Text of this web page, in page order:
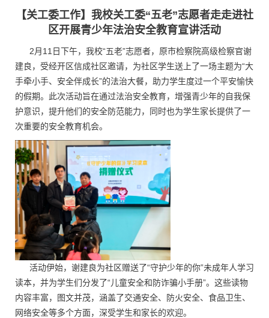
【关工委工作】我校关工委“五老”志愿者走走进社
区开展青少年法治安全教育宣讲活动
2月11日下午，我校“五老”志愿者，原市检察院高级检察官谢
建良，受经开区信成社区邀请，为社区学生送上了一场主题为“大
手牵小手、安全伴成长”的法治大餐，助力学生度过一个平安愉快
的假期。此次活动旨在通过法治安全教育，增强青少年的自我保
护意识，提升他们的安全防范能力，同时也为学生家长提供了一
次重要的安全教育机会。
活动伊始，谢建良为社区赠送了“守护少年的你”未成年人学习
读本，并为学生们分发了“儿童安全和防诈骗小手册”。这些读物
内容丰富，图文并茂，涵盖了交通安全、防火安全、食品卫生、
网络安全等多个方面，深受学生和家长的欢迎。